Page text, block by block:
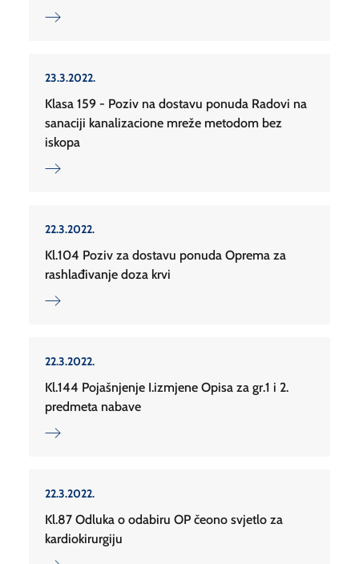
23.3.2022.
Klasa 159 - Poziv na dostavu ponuda Radovi na
sanaciji kanalizacione mreže metodom bez
iskopa
22.3.2022.
Kl.104 Poziv za dostavu ponuda Oprema za
rashlađivanje doza krvi
22.3.2022.
Kl.144 Pojašnjenje I.izmjene Opisa za gr.1 i 2.
predmeta nabave
22.3.2022.
Kl.87 Odluka o odabiru OP čeono svjetlo za
kardiokirurgiju